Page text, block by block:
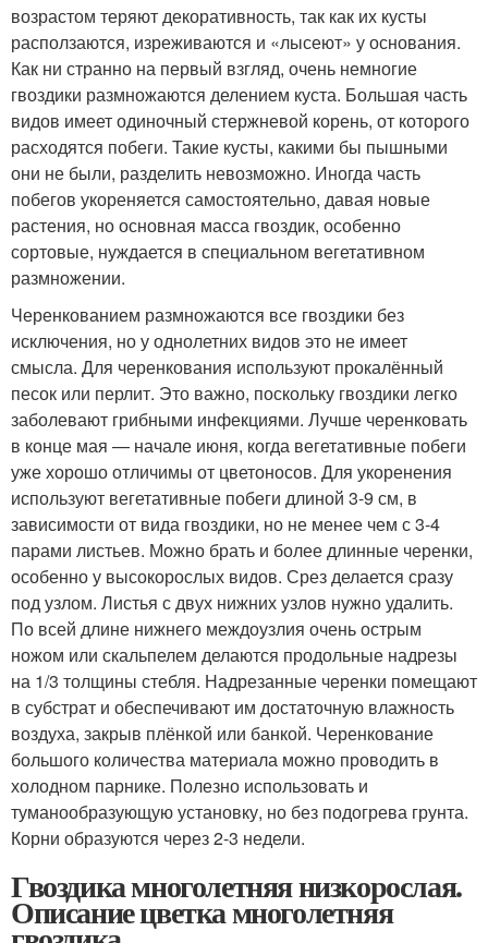
возрастом теряют декоративность, так как их кусты
расползаются, изреживаются и «лысеют» у основания.
Как ни странно на первый взгляд, очень немногие
гвоздики размножаются делением куста. Большая часть
видов имеет одиночный стержневой корень, от которого
расходятся побеги. Такие кусты, какими бы пышными
они не были, разделить невозможно. Иногда часть
побегов укореняется самостоятельно, давая новые
растения, но основная масса гвоздик, особенно
сортовые, нуждается в специальном вегетативном
размножении.
Черенкованием размножаются все гвоздики без
исключения, но у однолетних видов это не имеет
смысла. Для черенкования используют прокалённый
песок или перлит. Это важно, поскольку гвоздики легко
заболевают грибными инфекциями. Лучше черенковать
в конце мая — начале июня, когда вегетативные побеги
уже хорошо отличимы от цветоносов. Для укоренения
используют вегетативные побеги длиной 3-9 см, в
зависимости от вида гвоздики, но не менее чем с 3-4
парами листьев. Можно брать и более длинные черенки,
особенно у высокорослых видов. Срез делается сразу
под узлом. Листья с двух нижних узлов нужно удалить.
По всей длине нижнего междоузлия очень острым
ножом или скальпелем делаются продольные надрезы
на 1/3 толщины стебля. Надрезанные черенки помещают
в субстрат и обеспечивают им достаточную влажность
воздуха, закрыв плёнкой или банкой. Черенкование
большого количества материала можно проводить в
холодном парнике. Полезно использовать и
туманообразующую установку, но без подогрева грунта.
Корни образуются через 2-3 недели.
Гвоздика многолетняя низкорослая.
Описание цветка многолетняя